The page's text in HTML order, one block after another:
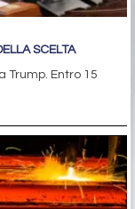
SCELTA
Trump. Entro 15